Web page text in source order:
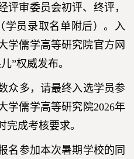
评审委员会初评、终评，
学员录取名单附后）。入
学儒学高等研究院官方网
”权威发布。
众多，请最终入选学员参
学儒学高等研究院2026年
完成考核要求。
名参加本次暑期学校的同